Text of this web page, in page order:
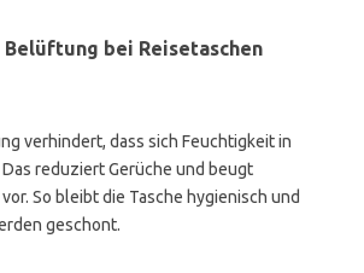
bei Reisetaschen
verhindert, dass sich Feuchtigkeit in
reduziert Gerüche und beugt
So bleibt die Tasche hygienisch und
geschont.